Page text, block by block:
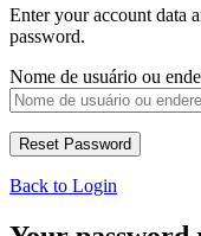
Enter your account data
password.
Nome de usuário ou
Back to Login